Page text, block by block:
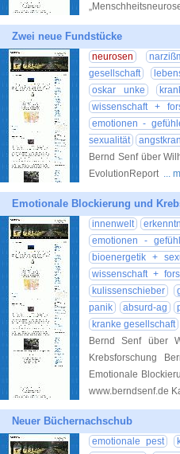
Zwei neue Fundstücke
neurosen
gesellschaft
oskar unke
wissenschaft +
emotionen -
sexualität
Bernd Senf über
EvolutionReport ...
Emotionale Blockierung und
innenwelt
emotionen -
bioenergetik +
wissenschaft +
kulissenschieber
panik
absurd-ag
kranke gesellschaft
Bernd Senf über
Krebsforschung
Emotionale
www.berndsenf.de
Neuer Büchernachschub
emotionale pest